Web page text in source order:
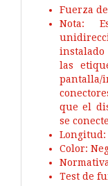
Fuerza
Nota:
instalado
las
que el
se
Longitud:
Color:
Test de